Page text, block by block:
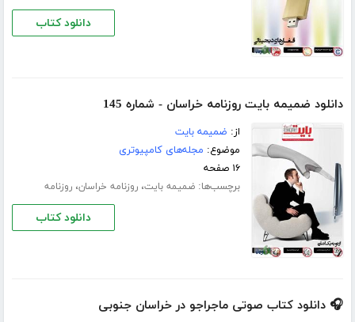
دانلود کتاب
دانلود ضمیمه بایت روزنامه خراسان - شماره 145
از: ضمیمه بایت
موضوع: مجله‌های کامپیوتری
۱۶ صفحه
برچسب‌ها:ضمیمه بایت،روزنامه خراسان،روزنامه
دانلود کتاب
🎧 دانلود کتاب صوتی ماجراجو در خراسان جنوبی